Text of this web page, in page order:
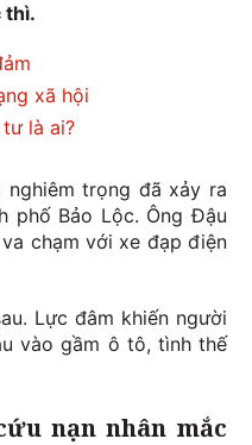
thì.
xã hội
là ai?
trọng đã xảy ra
phố Bảo Lộc. Ông Đậu
chạm với xe đạp điện
Lực đâm khiến người
vào gầm ô tô, tình thế
nạn nhân mắc